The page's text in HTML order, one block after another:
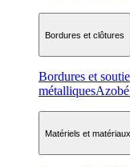
Bordures et clôtures
Bordures et
métalliques
Matériels et matériaux